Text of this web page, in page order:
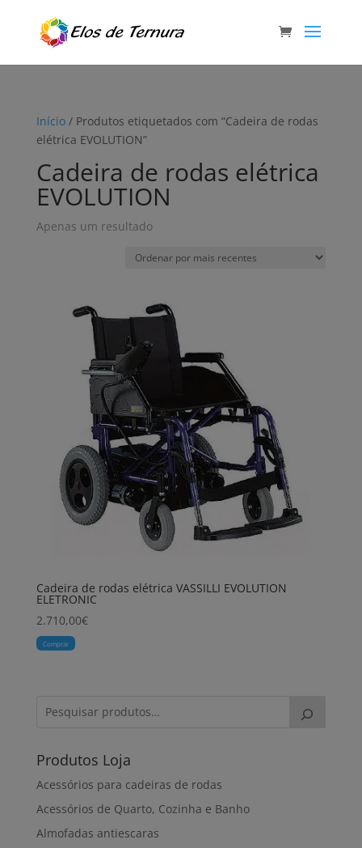
Início/ Produtos etiquetados com “Cadeira de rodas
elétrica EVOLUTION”
Cadeira de rodas elétrica
EVOLUTION
Apenas um resultado
Cadeira de rodas elétrica VASSILLI EVOLUTION
ELETRONIC
2.710,00€
Comprar
Produtos Loja
Acessórios para cadeiras de rodas
Acessórios de Quarto, Cozinha e Banho
Almofadas antiescaras